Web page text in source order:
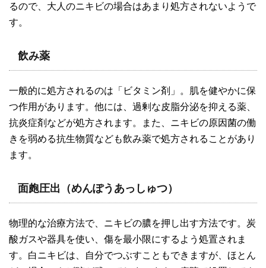
るので、大人のニキビの場合はあまり処方されないようで
す。
飲み薬
一般的に処方されるのは「ビタミン剤」。肌を健やかに保
つ作用があります。他には、過剰な皮脂分泌を抑える薬、
抗炎症剤などが処方されます。また、ニキビの原因菌の働
きを弱める抗生物質なども飲み薬で処方されることがあり
ます。
面皰圧出（めんぽうあっしゅつ）
物理的な治療方法で、ニキビの膿を押し出す方法です。炭
酸ガスや器具を使い、傷を最小限にするよう処置されま
す。白ニキビは、自分でつぶすこともできますが、ほとん